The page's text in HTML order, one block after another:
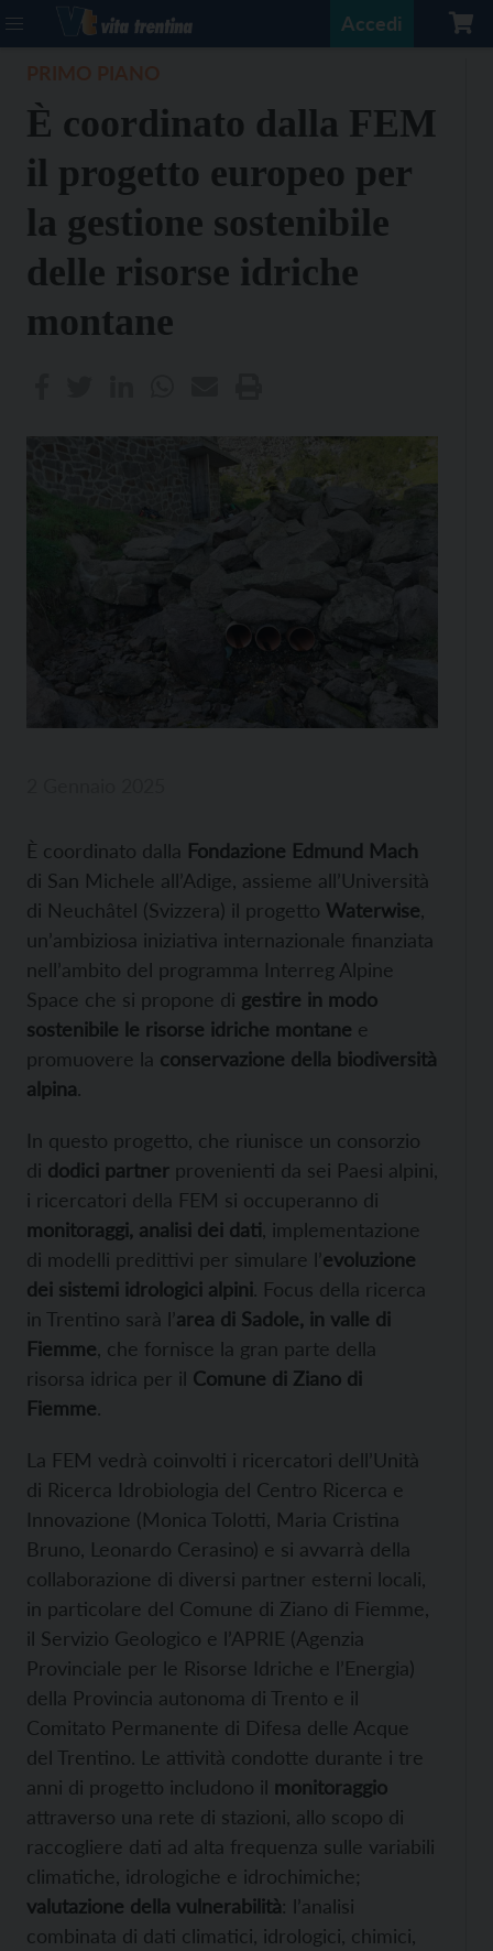
Accedi
È coordinato dalla FEM
il progetto europeo per
la gestione sostenibile
delle risorse idriche
montane
È coordinato dalla Fondazione Edmund Mach
di San Michele all’Adige, assieme all’Università
di Neuchâtel (Svizzera) il progetto Waterwise
un’ambiziosa iniziativa internazionale finanziata
nell’ambito del programma Interreg Alpine
Space che si propone di gestire in modo
sostenibile le risorse idriche montane e
promuovere la conservazione della biodiversità
alpina.
In questo progetto, che riunisce un consorzio
di dodici partner provenienti da sei Paesi alpini,
i ricercatori della FEM si occuperanno di
monitoraggi, analisi dei dati , implementazione
di modelli predittivi per simulare l’evoluzione
dei sistemi idrologici alpini. Focus della ricerca
in Trentino sarà l’area di Sadole, in valle di
Fiemme , che fornisce la gran parte della
risorsa idrica per il Comune di Ziano di
Fiemme.
La FEM vedrà coinvolti i ricercatori dell’Unità
di Ricerca Idrobiologia del Centro Ricerca e
Innovazione (Monica Tolotti, Maria Cristina
Bruno, Leonardo Cerasino) e si avvarrà della
collaborazione di diversi partner esterni locali,
in particolare del Comune di Ziano di Fiemme,
il Servizio Geologico e l’APRIE (Agenzia
Provinciale per le Risorse Idriche e l’Energia)
della Provincia autonoma di Trento e il
Comitato Permanente di Difesa delle Acque
del Trentino. Le attività condotte durante i tre
anni di progetto includono il monitoraggio
attraverso una rete di stazioni, allo scopo di
raccogliere dati ad alta frequenza sulle variabili
climatiche, idrologiche e idrochimiche;
valutazione della vulnerabilità: l’analisi
combinata di dati climatici, idrologici, chimici,